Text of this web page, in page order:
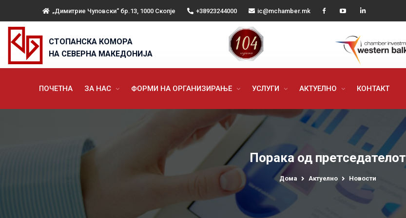
„Димитрие Чуповски“ бр.13, 1000 Скопје +38923244000 ic@mchamber.mk
СТОПАНСКА КОМОРА
НА СЕВЕРНА МАКЕДОНИЈА
ПОЧЕТНА ЗА НАС ФОРМИ НА ОРГАНИЗИРАЊЕ УСЛУГИ АКТУЕЛНО КОНТАКТ
Порака од претседателот
Дома Актуелно Новости